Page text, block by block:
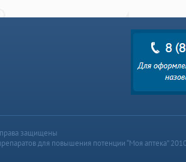
защищены
для повышения потенции “Моя аптека”